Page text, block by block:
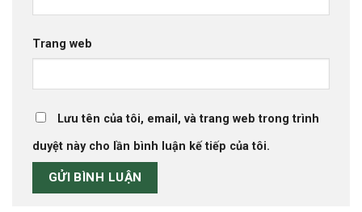
Trang web
Lưu tên của tôi, email, và trang web trong trình
duyệt này cho lần bình luận kế tiếp của tôi.